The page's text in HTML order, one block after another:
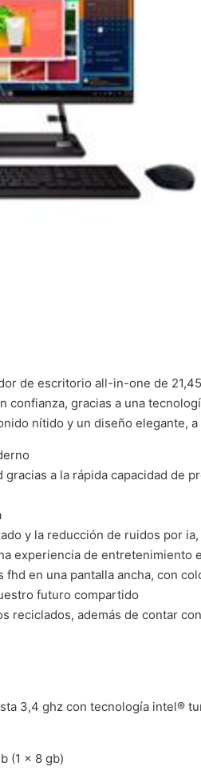
de escritorio all-in-one de
confianza, gracias a una
nítido y un diseño elegante,
gracias a la rápida capacidad de
y la reducción de ruidos por
experiencia de entretenimiento
fhd en una pantalla ancha, con
futuro compartido
reciclados, además de contar
3,4 ghz con tecnología intel®
(1 x 8 gb)